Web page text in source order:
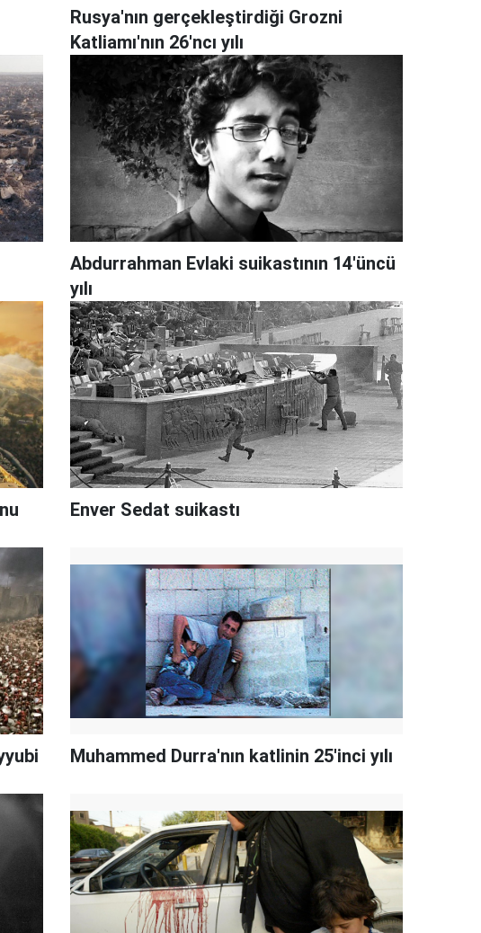
Rusya'nın gerçekleştirdiği Grozni
Katliamı'nın 26'ncı yılı
Abdurrahman Evlaki suikastının 14'üncü
yılı
Enver Sedat suikastı
Muhammed Durra'nın katlinin 25'inci yılı